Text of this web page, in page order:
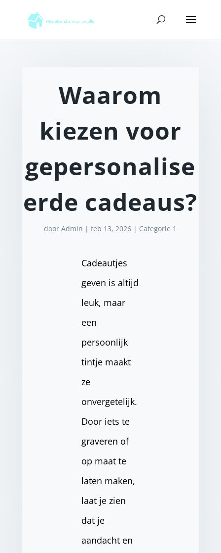
Waarom
kiezen voor
gepersonalise
erde cadeaus?
doorAdmin |feb 13, 2026 | Categorie 1
Cadeautjes
geven is altijd
leuk, maar
een
persoonlijk
tintje maakt
ze
onvergetelijk.
Door iets te
graveren of
op maat te
laten maken,
laat je zien
dat je
aandacht en